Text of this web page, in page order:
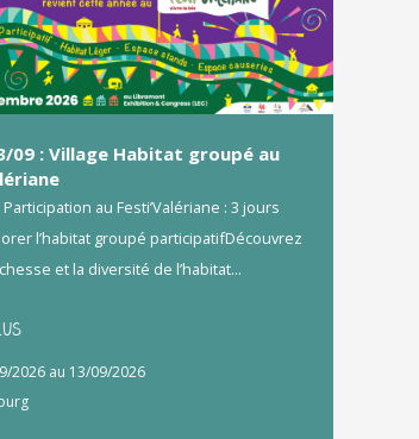
09 : Village Habitat groupé au
au Festi’Valériane : 3 jours
l’habitat groupé participatifDécouvrez
et la diversité de l’habitat...
2026 au 13/09/2026